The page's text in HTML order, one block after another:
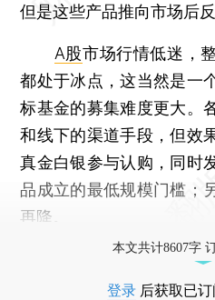
但是这些产品推向市场后反
A股市场行情低迷，
都处于冰点，这当然是一
标基金的募集难度更大。
和线下的渠道手段，但效
真金白银参与认购，同时
品成立的最低规模门槛；
再降。
本文共计8607字
登录 后获取已